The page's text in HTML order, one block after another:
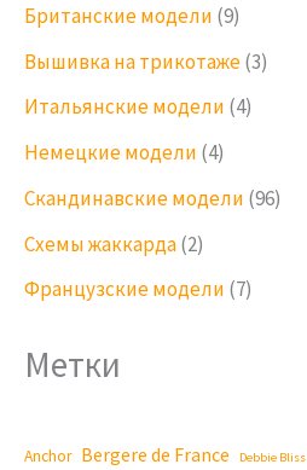
Британские модели (9)
Вышивка на трикотаже(3)
Итальянские модели (4)
Немецкие модели (4)
Скандинавские модели (96)
Схемы жаккарда(2)
Французские модели (7)
Метки
Anchor Bergere de France Debbie Bliss